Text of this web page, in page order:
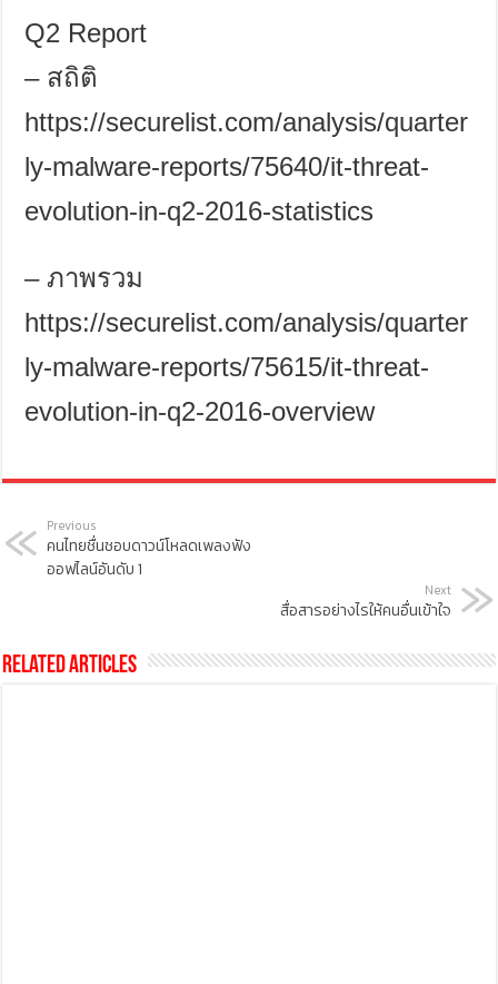
Q2 Report
– สถิติ
https://securelist.com/analysis/quarter
ly-malware-reports/75640/it-threat-
evolution-in-q2-2016-statistics
–ภาพรวม
https://securelist.com/analysis/quarter
ly-malware-reports/75615/it-threat-
evolution-in-q2-2016-overview
Previous
คนไทยชื่นชอบดาวน์โหลดเพลงฟัง
ออฟไลน์อันดับ 1
Next
สื่อสารอย่างไรให้คนอื่นเข้าใจ
Related Articles